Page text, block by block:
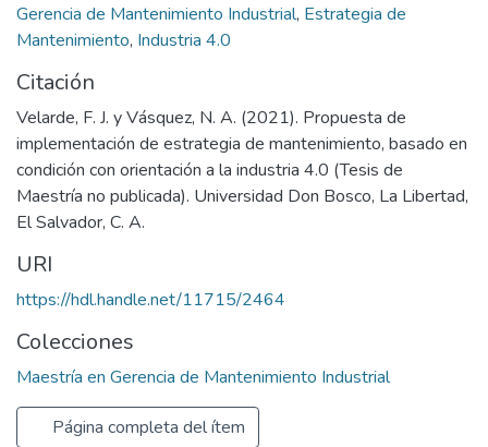
Gerencia de Mantenimiento Industrial, Estrategia de
Mantenimiento, Industria 4.0
Citación
Velarde, F. J. y Vásquez, N. A. (2021). Propuesta de
implementación de estrategia de mantenimiento, basado en
condición con orientación a la industria 4.0 (Tesis de
Maestría no publicada). Universidad Don Bosco, La Libertad,
El Salvador, C. A.
URI
https://hdl.handle.net/11715/2464
Colecciones
Maestría en Gerencia de Mantenimiento Industrial
Página completa del ítem